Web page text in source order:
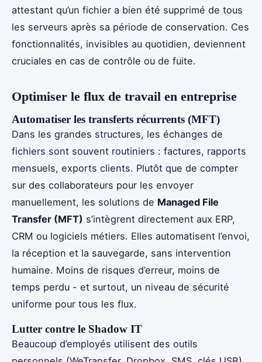
attestant qu’un fichier a bien été supprimé de tous
les serveurs après sa période de conservation. Ces
fonctionnalités, invisibles au quotidien, deviennent
cruciales en cas de contrôle ou de fuite.
Optimiser le flux de travail en entreprise
Automatiser les transferts récurrents (MFT)
Dans les grandes structures, les échanges de
fichiers sont souvent routiniers : factures, rapports
mensuels, exports clients. Plutôt que de compter
sur des collaborateurs pour les envoyer
manuellement, les solutions de Managed File
Transfer (MFT) s’intègrent directement aux ERP,
CRM ou logiciels métiers. Elles automatisent l’envoi,
la réception et la sauvegarde, sans intervention
humaine. Moins de risques d’erreur, moins de
temps perdu - et surtout, un niveau de sécurité
uniforme pour tous les flux.
Lutter contre le Shadow IT
Beaucoup d’employés utilisent des outils